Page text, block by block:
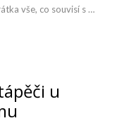
vše, co souvisí s
u